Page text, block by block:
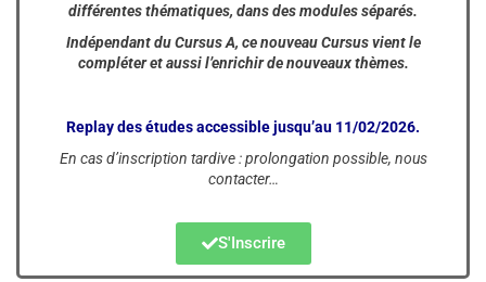
différentes thématiques, dans des modules séparés.
Indépendant du Cursus A, ce nouveau Cursus vient le
compléter et aussi l’enrichir de nouveaux thèmes.
Replay des études accessible jusqu’au 11/02/2026.
En cas d’inscription tardive : prolongation possible, nous
contacter…
S'Inscrire